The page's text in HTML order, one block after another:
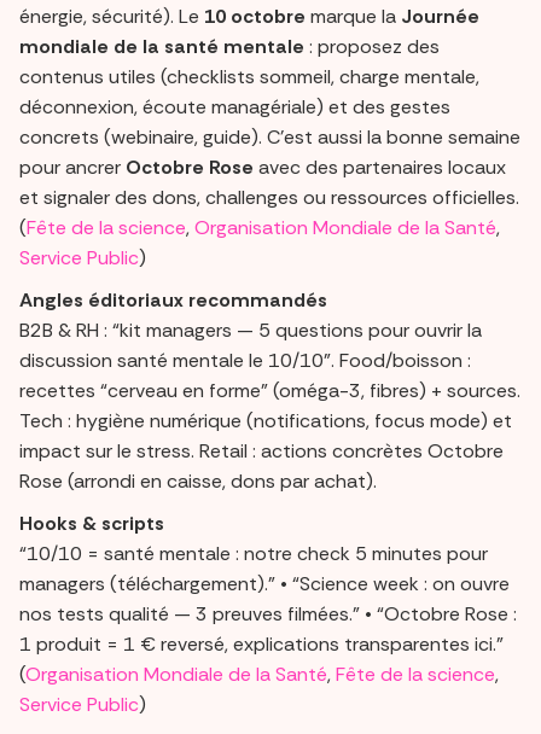
énergie, sécurité). Le 10 octobre marque la Journée
mondiale de la santé mentale : proposez des
contenus utiles (checklists sommeil, charge mentale,
déconnexion, écoute managériale) et des gestes
concrets (webinaire, guide). C’est aussi la bonne semaine
pour ancrer Octobre Rose avec des partenaires locaux
et signaler des dons, challenges ou ressources officielles.
(Fête de la science,Organisation Mondiale de la Santé,
Service Public)
Angles éditoriaux recommandés
B2B & RH : “kit managers — 5 questions pour ouvrir la
discussion santé mentale le 10/10”. Food/boisson :
recettes “cerveau en forme” (oméga-3, fibres) + sources.
Tech : hygiène numérique (notifications, focus mode) et
impact sur le stress. Retail : actions concrètes Octobre
Rose (arrondi en caisse, dons par achat).
Hooks & scripts
“10/10 = santé mentale : notre check 5 minutes pour
managers (téléchargement).” • “Science week : on ouvre
nos tests qualité — 3 preuves filmées.” • “Octobre Rose :
1 produit = 1 € reversé, explications transparentes ici.”
(Organisation Mondiale de la Santé,Fête de la science,
Service Public)